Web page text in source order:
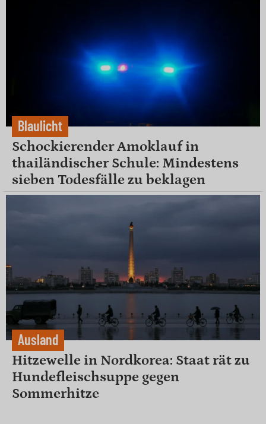
Blaulicht
Schockierender Amoklauf in
thailändischer Schule: Mindestens
sieben Todesfälle zu beklagen
Ausland
Hitzewelle in Nordkorea: Staat rät zu
Hundefleischsuppe gegen
Sommerhitze